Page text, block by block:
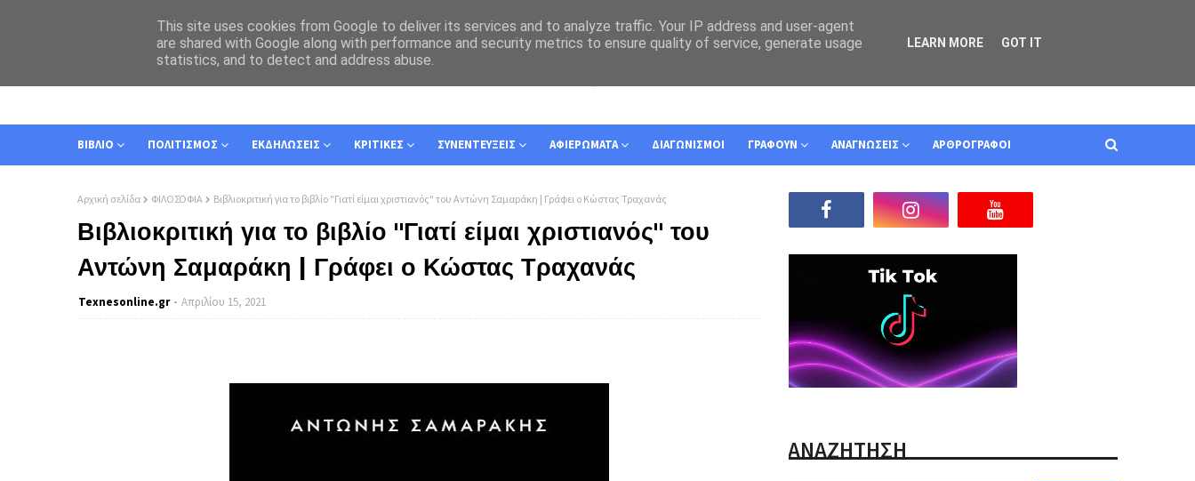
ΣΧΕΤΙΚΑ ΕΠΙΚΟΙΝΩΝΙΑ
ΒΙΒΛΙΟ ΠΟΛΙΤΙΣΜΟΣ ΕΚΔΗΛΩΣΕΙΣ ΚΡΙΤΙΚΕΣ ΣΥΝΕΝΤΕΥΞΕΙΣ ΑΦΙΕΡΩΜΑΤΑ ΔΙΑΓΩΝΙΣΜΟΙ ΓΡΑΦΟΥΝ ΑΝΑΓΝΩΣΕΙΣ ΑΡΘΡΟΓΡΑΦΟΙ
Αρχική σελίδα ΦΙΛΟΣΟΦΙΑ Βιβλιοκριτική για το βιβλίο "Γιατί είμαι χριστιανός" του Αντώνη Σαμαράκη | Γράφει ο Κώστας Τραχανάς
Βιβλιοκριτική για το βιβλίο "Γιατί είμαι χριστιανός" του
Αντώνη Σαμαράκη | Γράφει ο Κώστας Τραχανάς
Texnesοnline.gr Απριλίου 15, 2021
ΑΝΑΖΗΤΗΣΗ
This site uses cookies from Google to deliver its services and to analyze traffic. Your IP address and user-agent
are shared with Google along with performance and security metrics to ensure quality of service, generate usage
statistics, and to detect and address abuse.
LEARN MORE GOT IT